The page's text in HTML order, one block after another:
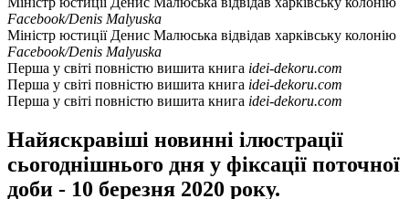
Facebook/Denis Malyuska
Міністр юстиції Денис Малюська відвідав харківську колонію
Facebook/Denis Malyuska
Перша у світі повністю вишита книга idei-dekoru.com
Перша у світі повністю вишита книга idei-dekoru.com
Перша у світі повністю вишита книга idei-dekoru.com
Найяскравіші новинні ілюстрації
сьогоднішнього дня у фіксації поточної
доби - 10 березня 2020 року.